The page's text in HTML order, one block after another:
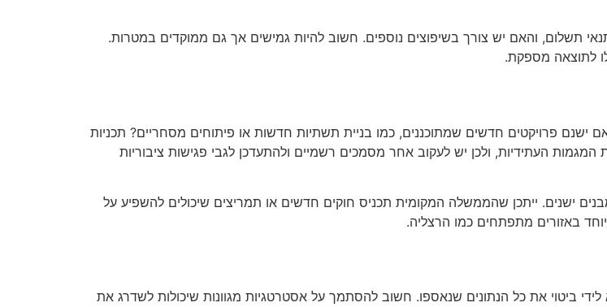
תשלום, והאם יש צורך בשיפוצים נוספים. חשוב להיות גמישים אך גם ממוקדים במטרות.
לתוצאה מספקת.
פרויקטים חדשים שמתוכננים, כמו בניית תשתיות חדשות או פיתוחים מסחריים? תכניות
המגמות העתידיות, ולכן יש לעקוב אחר מסמכים רשמיים ולהתעדכן לגבי פגישות ציבוריות
ישנים. ייתכן שהממשלה המקומית תכניס חוקים חדשים או תמריצים שיכולים להשפיע על
באזורים מתפתחים כמו הרצליה.
ביטוי את כל הנתונים שנאספו. חשוב להסתמך על אסטרטגיות מגוונות שיכולות לשדרג את